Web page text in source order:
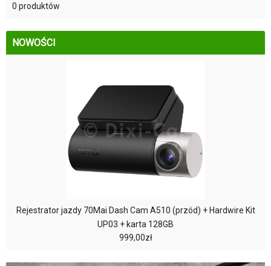
0 produktów
NOWOŚCI
Rejestrator jazdy 70Mai Dash Cam A510 (przód) + Hardwire Kit
UP03 + karta 128GB
999,00zł